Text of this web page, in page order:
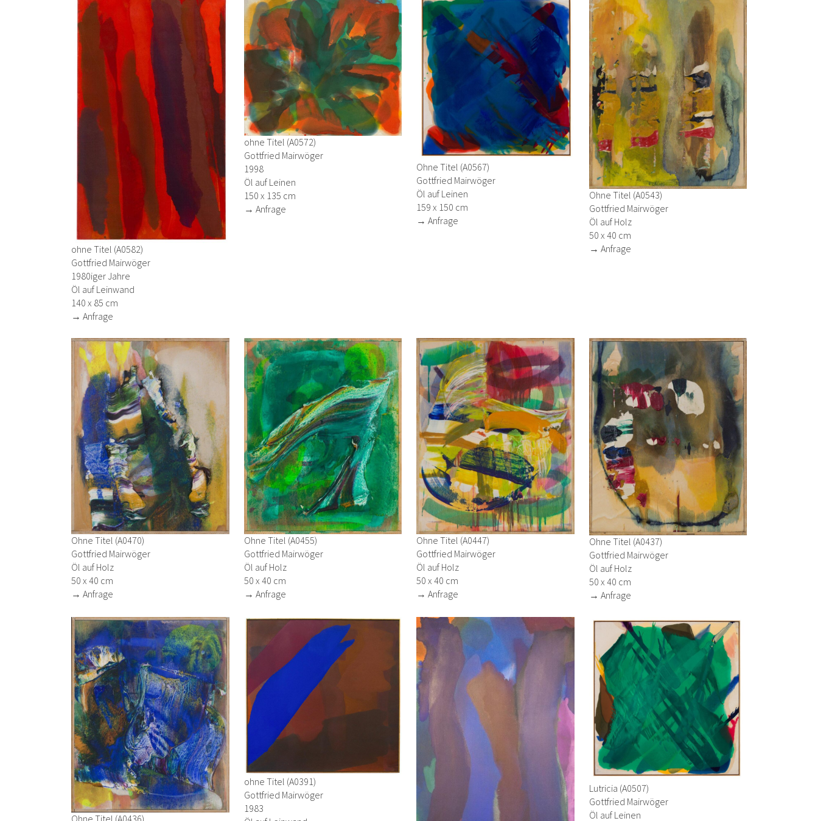
ohne Titel (A0582)
Gottfried Mairwöger
1980iger Jahre
Öl auf Leinwand
140 x 85 cm
→ Anfrage
ohne Titel (A0572)
Gottfried Mairwöger
1998
Öl auf Leinen
150 x 135 cm
→ Anfrage
Ohne Titel (A0567)
Gottfried Mairwöger
Öl auf Leinen
159 x 150 cm
→ Anfrage
Ohne Titel (A0543)
Gottfried Mairwöger
Öl auf Holz
50 x 40 cm
→ Anfrage
Ohne Titel (A0470)
Gottfried Mairwöger
Öl auf Holz
50 x 40 cm
→ Anfrage
Ohne Titel (A0455)
Gottfried Mairwöger
Öl auf Holz
50 x 40 cm
→ Anfrage
Ohne Titel (A0447)
Gottfried Mairwöger
Öl auf Holz
50 x 40 cm
→ Anfrage
Ohne Titel (A0437)
Gottfried Mairwöger
Öl auf Holz
50 x 40 cm
→ Anfrage
ohne Titel (A0391)
Gottfried Mairwöger
1983
Lutricia (A0507)
Gottfried Mairwöger
Öl auf Leinen